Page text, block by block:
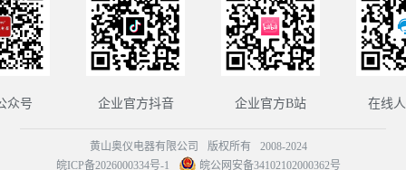
众号 企业官方抖音 企业官方B站 在线
黄山奥仪电器有限公司 版权所有
2008-2024
皖ICP备2026000334号-1
皖公网安备34102102000362号